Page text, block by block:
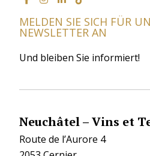
MELDEN SIE SICH FÜR
NEWSLETTER AN
Und bleiben Sie informiert!
Neuchâtel – Vins et
Route de l’Aurore 4